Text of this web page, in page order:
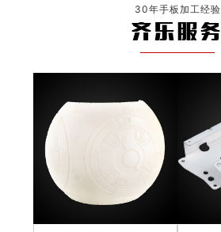
30年手板加工经验
齐乐服务